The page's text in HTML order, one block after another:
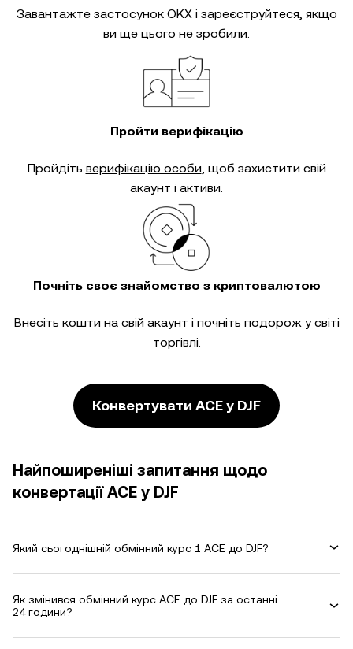
Завантажте застосунок OKX і зареєструйтеся, якщо
ви ще цього не зробили.
Пройти верифікацію
Пройдіть верифікацію особи, щоб захистити свій
акаунт і активи.
Почніть своє знайомство з криптовалютою
Внесіть кошти на свій акаунт і почніть подорож у світі
торгівлі.
Конвертувати ACE у DJF
Найпоширеніші запитання щодо
конвертації ACE у DJF
Який сьогоднішній обмінний курс 1 ACE до DJF?
Як змінився обмінний курс ACE до DJF за останні
24 години?